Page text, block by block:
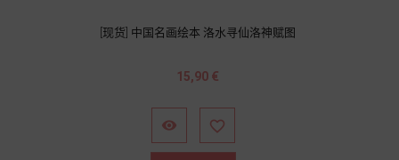
[现货] 中国名画绘本 洛水寻仙洛神赋图
Prix
15,90 €
 